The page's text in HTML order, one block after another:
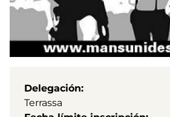
Delegación
Terrassa